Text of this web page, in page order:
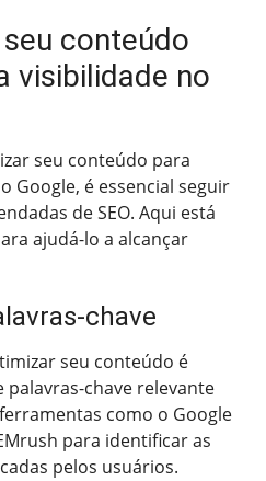
conteúdo
visibilidade no
seu conteúdo para
Google, é essencial seguir
de SEO. Aqui está
ajudá-lo a alcançar
chave
seu conteúdo é
palavras-chave relevante
como o Google
para identificar as
pelos usuários.